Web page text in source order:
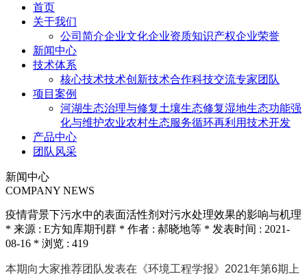
首页
关于我们
公司简介企业文化企业资质知识产权企业荣誉
新闻中心
技术体系
核心技术技术创新技术合作科技交流专家团队
项目案例
河湖生态治理与修复土壤生态修复湿地生态功能强
化与维护农业农村生态服务循环再利用技术开发
产品中心
团队风采
新闻中心
COMPANY NEWS
疫情背景下污水中的表面活性剂对污水处理效果的影响与机理
* 来源 : E方知库期刊群 * 作者 : 郝晓地等 * 发表时间 : 2021-
08-16 * 浏览 : 419
本期向大家推荐团队发表在《环境工程学报》2021年第6期上